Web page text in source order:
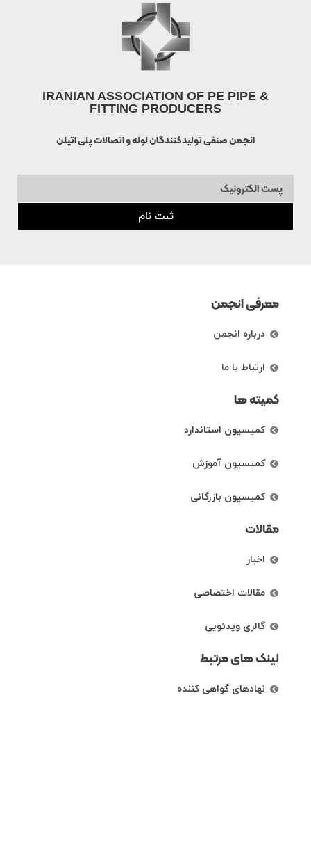
IRANIAN ASSOCIATION OF PE PIPE &
FITTING PRODUCERS
انجمن صنفی تولیدکنندگان لوله و اتصالات پلی اتیلن
ثبت نام
معرفی انجمن
درباره انجمن
ارتباط با ما
کمیته ها
کمیسیون استاندارد
کمیسیون آموزش
کمیسیون بازرگانی
مقالات
اخبار
مقالات اختصاصی
گالری ویدئویی
لینک های مرتبط
نهادهای گواهی کننده